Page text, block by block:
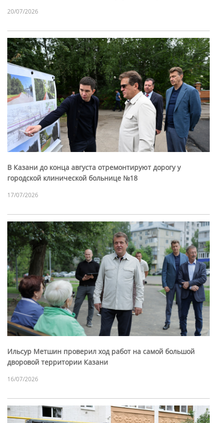
20/07/2026
В Казани до конца августа отремонтируют дорогу у
городской клинической больнице №18
17/07/2026
Ильсур Метшин проверил ход работ на самой большой
дворовой территории Казани
16/07/2026